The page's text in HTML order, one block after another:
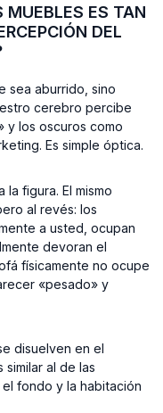
MUEBLES ES TAN
DEL
sea aburrido, sino
cerebro percibe
y los oscuros como
Es simple óptica.
figura. El mismo
al revés: los
a usted, ocupan
devoran el
físicamente no ocupe
«pesado» y
disuelven en el
al de las
fondo y la habitación